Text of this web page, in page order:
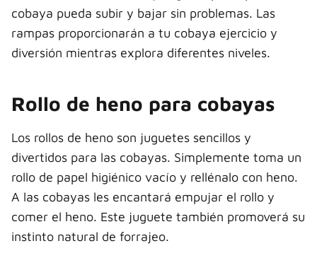
cobaya pueda subir y bajar sin problemas. Las
rampas proporcionarán a tu cobaya ejercicio y
diversión mientras explora diferentes niveles.
Rollo de heno para cobayas
Los rollos de heno son juguetes sencillos y
divertidos para las cobayas. Simplemente toma un
rollo de papel higiénico vacío y rellénalo con heno.
A las cobayas les encantará empujar el rollo y
comer el heno. Este juguete también promoverá su
instinto natural de forrajeo.